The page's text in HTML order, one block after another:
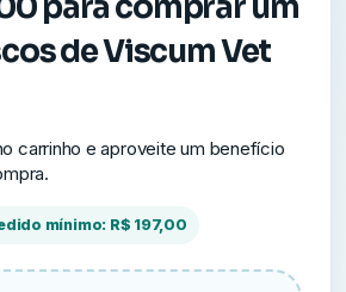
de Viscum Vet
carrinho e aproveite um benefício
mínimo: R$ 197,00